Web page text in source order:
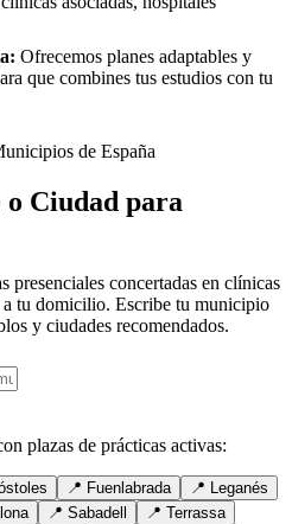
Ofrecemos planes adaptables y
que combines tus estudios con tu
de España
o Ciudad para
presenciales concertadas en clínicas
a tu domicilio. Escribe tu municipio
y ciudades recomendados.
plazas de prácticas activas:
📍 Fuenlabrada 📍 Leganés
📍 Sabadell 📍 Terrassa